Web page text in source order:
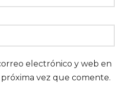
electrónico y web en
vez que comente.